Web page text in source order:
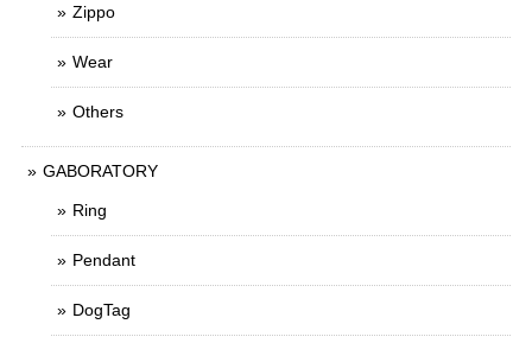
Zippo
Wear
Others
GABORATORY
Ring
Pendant
DogTag